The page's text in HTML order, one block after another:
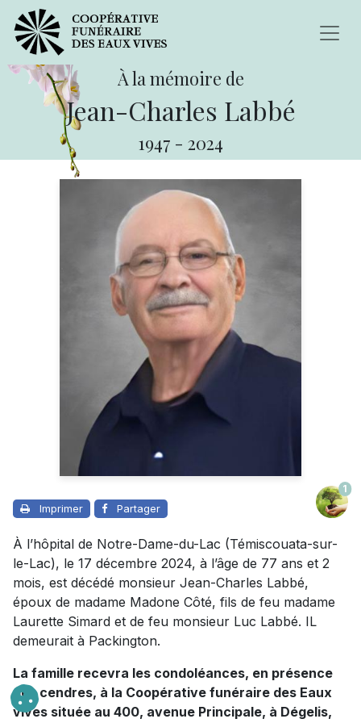
À la mémoire de
Jean-Charles Labbé
1947 - 2024
Imprimer Partager
1
À l’hôpital de Notre-Dame-du-Lac (Témiscouata-sur-
le-Lac), le 17 décembre 2024, à l’âge de 77 ans et 2
mois, est décédé monsieur Jean-Charles Labbé,
époux de madame Madone Côté, fils de feu madame
Laurette Simard et de feu monsieur Luc Labbé. IL
demeurait à Packington.
La famille recevra les condoléances, en présence
des cendres, à la Coopérative funéraire des Eaux
vives située au 400, avenue Principale, à Dégelis,